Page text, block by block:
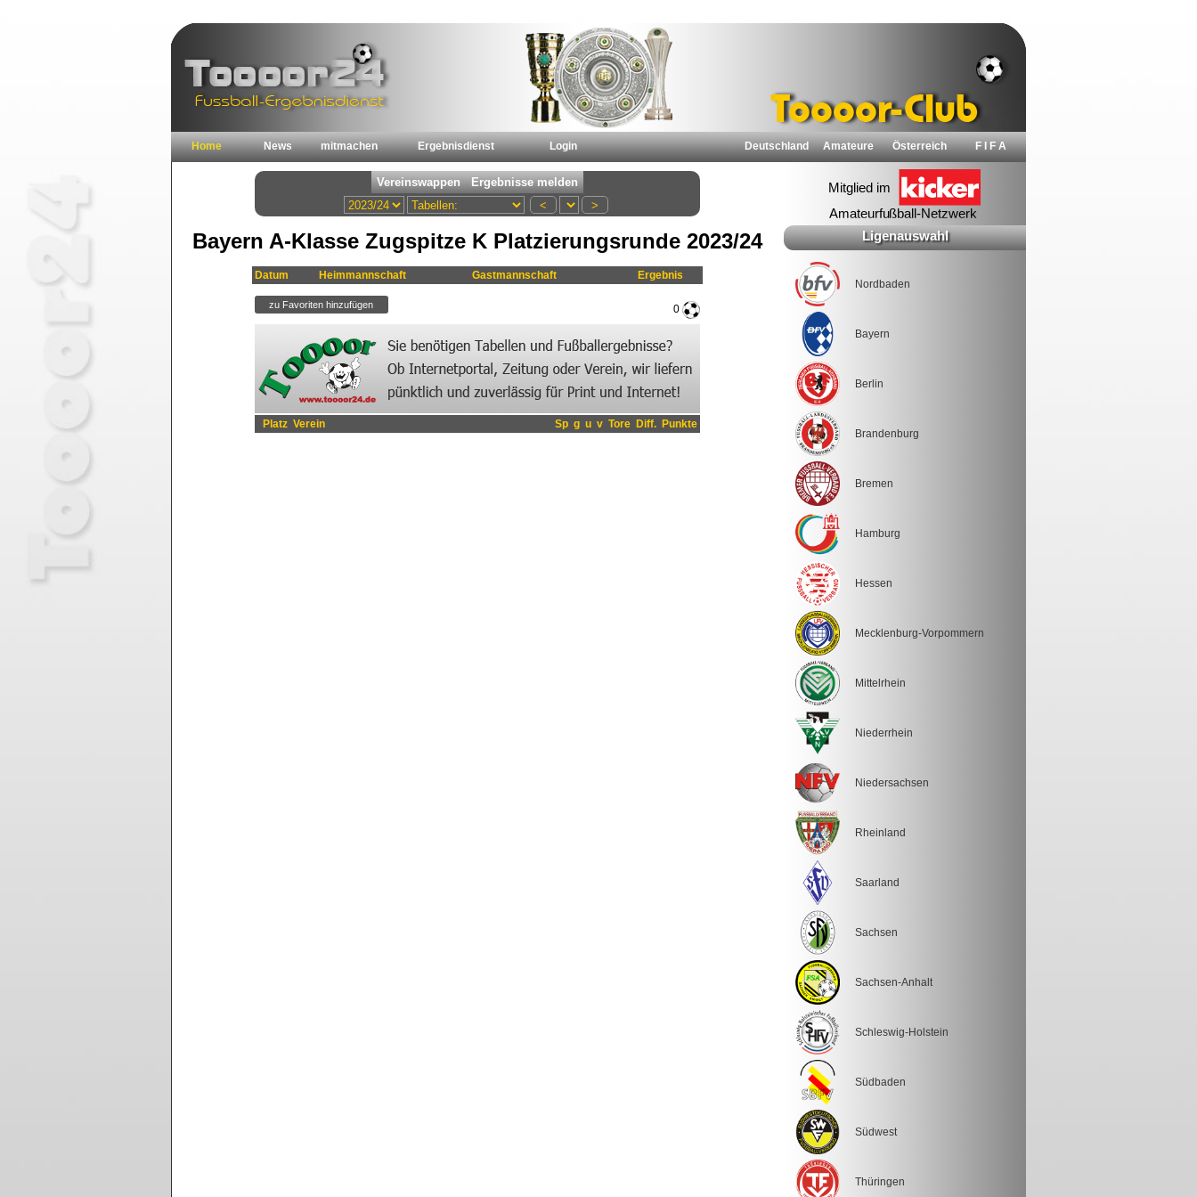
Home News mitmachen Ergebnisdienst Login Deutschland Amateure Österreich F I F A
Bayern A-Klasse Zugspitze K Platzierungsrunde 2023/24
Datum Heimmannschaft Gastmannschaft Ergebnis
0
Platz Verein Sp g u v Tore Diff. Punkte
Ligenauswahl
Nordbaden
Bayern
Berlin
Brandenburg
Bremen
Hamburg
Hessen
Mecklenburg-Vorpommern
Mittelrhein
Niederrhein
Niedersachsen
Rheinland
Saarland
Sachsen
Sachsen-Anhalt
Schleswig-Holstein
Südbaden
Südwest
Thüringen